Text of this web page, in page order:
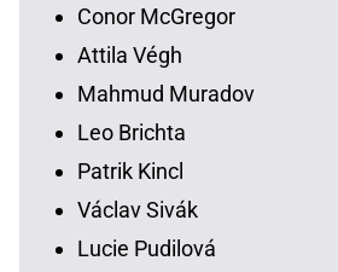
Conor McGregor
Attila Végh
Mahmud Muradov
Leo Brichta
Patrik Kincl
Václav Sivák
Lucie Pudilová